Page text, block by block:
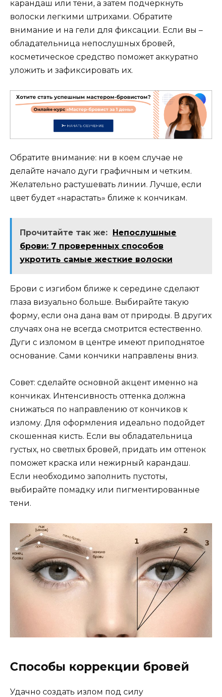
карандаш или тени, а затем подчеркнуть
волоски легкими штрихами. Обратите
внимание и на гели для фиксации. Если вы –
обладательница непослушных бровей,
косметическое средство поможет аккуратно
уложить и зафиксировать их.
Обратите внимание: ни в коем случае не
делайте начало дуги графичным и четким.
Желательно растушевать линии. Лучше, если
цвет будет «нарастать» ближе к кончикам.
Прочитайте так же: Непослушные
брови: 7 проверенных способов
укротить самые жесткие волоски
Брови с изгибом ближе к середине сделают
глаза визуально больше. Выбирайте такую
форму, если она дана вам от природы. В других
случаях она не всегда смотрится естественно.
Дуги с изломом в центре имеют приподнятое
основание. Сами кончики направлены вниз.
Совет: сделайте основной акцент именно на
кончиках. Интенсивность оттенка должна
снижаться по направлению от кончиков к
излому. Для оформления идеально подойдет
скошенная кисть. Если вы обладательница
густых, но светлых бровей, придать им оттенок
поможет краска или нежирный карандаш.
Если необходимо заполнить пустоты,
выбирайте помадку или пигментированные
тени.
Способы коррекции бровей
Удачно создать излом под силу